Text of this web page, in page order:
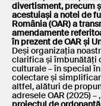
divertisment, precum
acestuiași a notei de
România (OAR) a
amendamente
în prezent de OAR și
Deși organizația
clarifica și îmbunătăți
culturale – în special
colectare și
altfel, alături de
adresele OAR (2025) –